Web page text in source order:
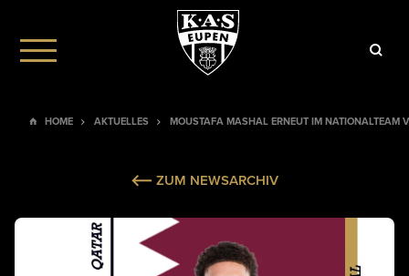
HOME AKTUELLES MOUSTAFA MASHAL ERNEUT IM NATIONALTEAM
ZUM NEWSARCHIV